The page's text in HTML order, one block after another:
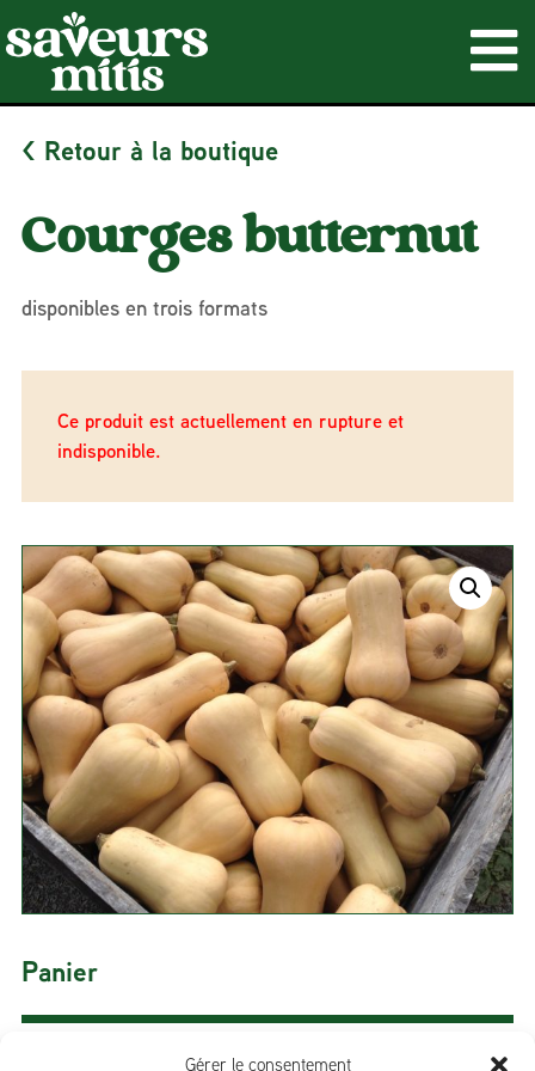
Gérer le consentement
< Retour à la boutique
Courges butternut
disponibles en trois formats
Ce produit est actuellement en rupture et
indisponible.
Panier